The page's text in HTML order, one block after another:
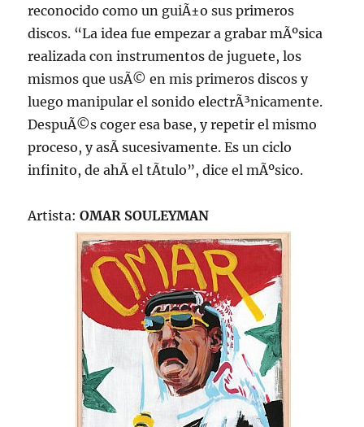
reconocido como un guiÃ±o sus primeros
discos. “La idea fue empezar a grabar mÃºsica
realizada con instrumentos de juguete, los
mismos que usÃ© en mis primeros discos y
luego manipular el sonido electrÃ³nicamente.
DespuÃ©s coger esa base, y repetir el mismo
proceso, y asÃ­ sucesivamente. Es un ciclo
infinito, de ahÃ­ el tÃ­tulo”, dice el mÃºsico.
Artista:OMAR SOULEYMAN